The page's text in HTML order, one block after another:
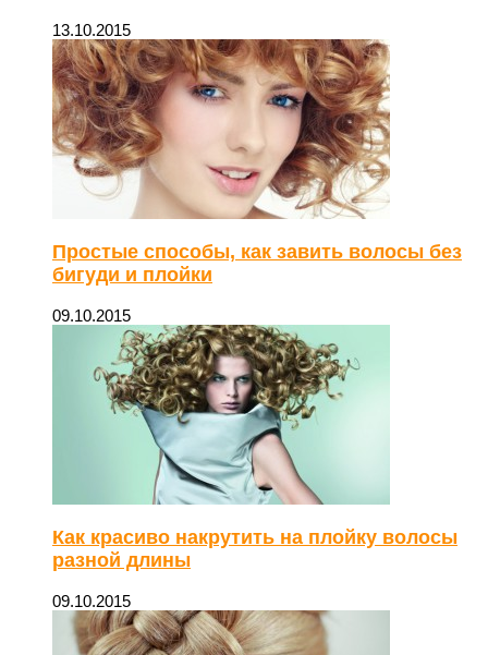
13.10.2015
Простые способы, как завить волосы без
бигуди и плойки
09.10.2015
Как красиво накрутить на плойку волосы
разной длины
09.10.2015